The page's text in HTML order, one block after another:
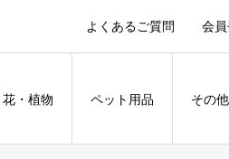
よくあるご質問 会
花・植物 ペット用品 その他